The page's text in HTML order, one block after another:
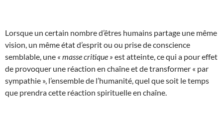
Lorsque un certain nombre d’êtres humains partage une même
vision, un même état d’esprit ou ou prise de conscience
semblable, une « masse critique » est atteinte, ce qui a pour effet
de provoquer une réaction en chaîne et de transformer « par
sympathie », l’ensemble de l’humanité, quel que soit le temps
que prendra cette réaction spirituelle en chaîne.